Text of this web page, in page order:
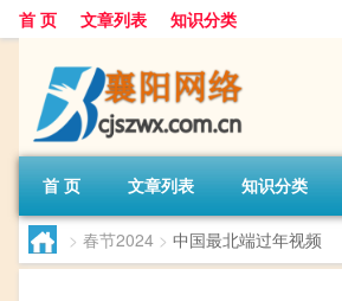
首 页 文章列表 知识分类
首 页 文章列表 知识分类
> 春节2024 > 中国最北端过年视频